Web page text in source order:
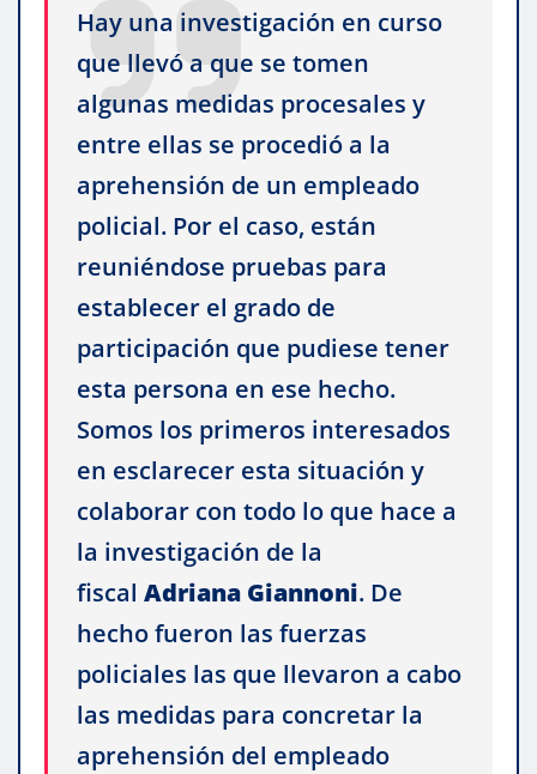
Hay una investigación en curso
que llevó a que se tomen
algunas medidas procesales y
entre ellas se procedió a la
aprehensión de un empleado
policial. Por el caso, están
reuniéndose pruebas para
establecer el grado de
participación que pudiese tener
esta persona en ese hecho.
Somos los primeros interesados
en esclarecer esta situación y
colaborar con todo lo que hace a
la investigación de la
fiscal Adriana Giannoni. De
hecho fueron las fuerzas
policiales las que llevaron a cabo
las medidas para concretar la
aprehensión del empleado